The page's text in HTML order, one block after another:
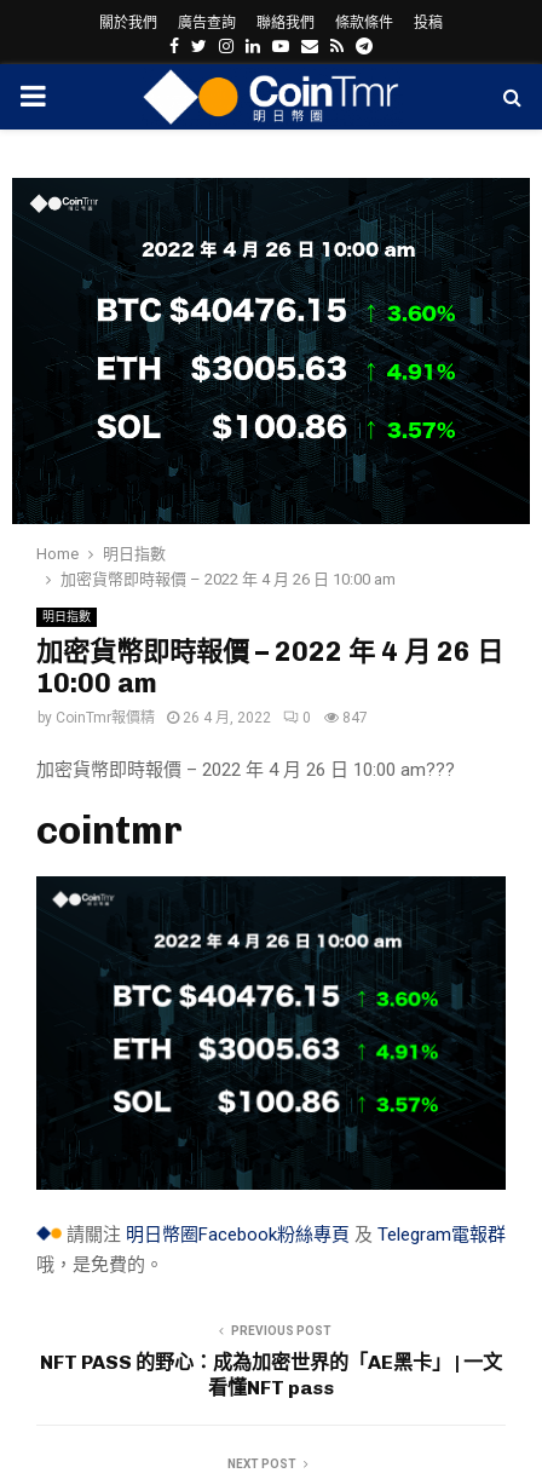
關於我們 廣告查詢 聯絡我們 條款條件 投稿
Facebook
Twitter
Instagram
LinkedinYoutube
Email
RssTelegram
PRIMARY
Home
明日指數
加密貨幣即時報價 – 2022 年 4 月 26 日 10:00 am
明日指數
加密貨幣即時報價 – 2022 年 4 月 26 日
10:00 am
by CoinTmr報價精 26 4 月, 2022 0 847
加密貨幣即時報價 – 2022 年 4 月 26 日 10:00 am???
cointmr
請關注 明日幣圈Facebook粉絲專頁 及 Telegram電報群
哦，是免費的。
PREVIOUS POST
NFT PASS 的野心：成為加密世界的「AE黑卡」 | 一文
看懂NFT pass
NEXT POST